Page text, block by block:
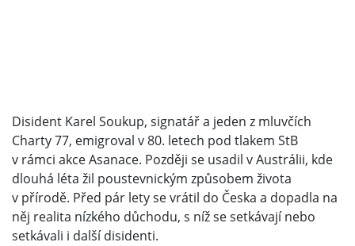
Disident Karel Soukup, signatář a jeden z mluvčích
Charty 77, emigroval v 80. letech pod tlakem StB
v rámci akce Asanace. Později se usadil v Austrálii, kde
dlouhá léta žil poustevnickým způsobem života
v přírodě. Před pár lety se vrátil do Česka a dopadla na
něj realita nízkého důchodu, s níž se setkávají nebo
setkávali i další disidenti.